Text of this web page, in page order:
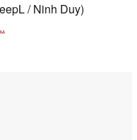
/ Ninh Duy)